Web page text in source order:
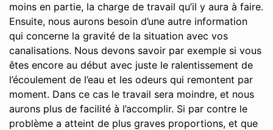
moins en partie, la charge de travail qu’il y aura à faire.
Ensuite, nous aurons besoin d’une autre information
qui concerne la gravité de la situation avec vos
canalisations. Nous devons savoir par exemple si vous
êtes encore au début avec juste le ralentissement de
l’écoulement de l’eau et les odeurs qui remontent par
moment. Dans ce cas le travail sera moindre, et nous
aurons plus de facilité à l’accomplir. Si par contre le
problème a atteint de plus graves proportions, et que